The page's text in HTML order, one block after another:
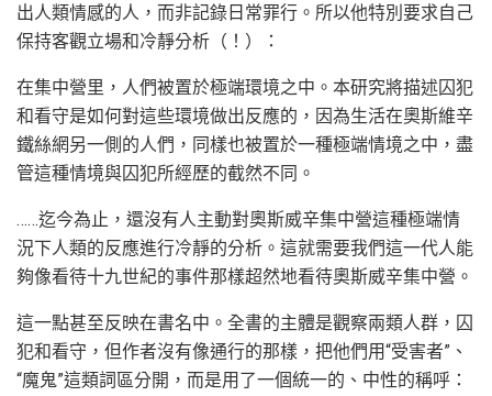
出人類情感的人，而非記錄日常罪行。所以他特別要求自己
保持客觀立場和冷靜分析（！）：
在集中營里，人們被置於極端環境之中。本研究將描述囚犯
和看守是如何對這些環境做出反應的，因為生活在奧斯維辛
鐵絲網另一側的人們，同樣也被置於一種極端情境之中，盡
管這種情境與囚犯所經歷的截然不同。
……迄今為止，還沒有人主動對奧斯威辛集中營這種極端情
況下人類的反應進行冷靜的分析。這就需要我們這一代人能
夠像看待十九世紀的事件那樣超然地看待奧斯威辛集中營。
這一點甚至反映在書名中。全書的主體是觀察兩類人群，囚
犯和看守，但作者沒有像通行的那樣，把他們用“受害者”、
“魔鬼”這類詞區分開，而是用了一個統一的、中性的稱呼：